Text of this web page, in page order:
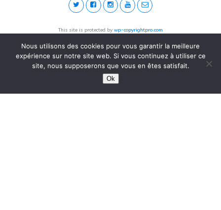
This site is protected by wp-copyrightpro.com
Nous utilisons des cookies pour vous garantir la meilleure
expérience sur notre site web. Si vous continuez à utiliser ce
site, nous supposerons que vous en êtes satisfait.
Ok